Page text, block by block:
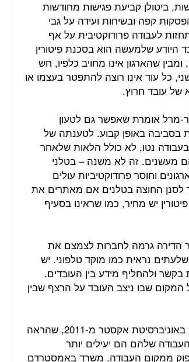
ביטולן קביעת פגישות מחודשות
קפה ובשיחות ועידה על גבי
לעבודה פרודוקטיבית על אף
שלמעשה הוא בסכנת פיטורין
שהארגון אינו מחויב כלפיו, חש
כל עוד אינו רוצה להתפטר בעצמו או
של עובד חרוץ.
מרל אומרת שאפשר גם לטעון
בסביבה באופן קבוע. לטענתה של
נטו, לא כולל הלאות שלאחר
מעשנים. זה לא משנה – בטלני
וחוסר פרודוקטיביות עולים
בשנה. אפשר לסנן החוצה בטלנים אם מאתרים את
יש מחיר, כמו שראינו בסעיף
הדירה גרמה לחברות לצמצם את
נראית כמו מוקד טלפוני. יש
ולהחליף מידע בין העובדים.
שבו ניצב העובד על הרצף שבין
מילר-מלר מציינת מחקר של המחלקה לפסיכולוגיה באוניברסיטת אקסטר מ-2011, שהראה
שלהם הם יעילים יותר
ממקום העבודה. משרד באמסטרדם